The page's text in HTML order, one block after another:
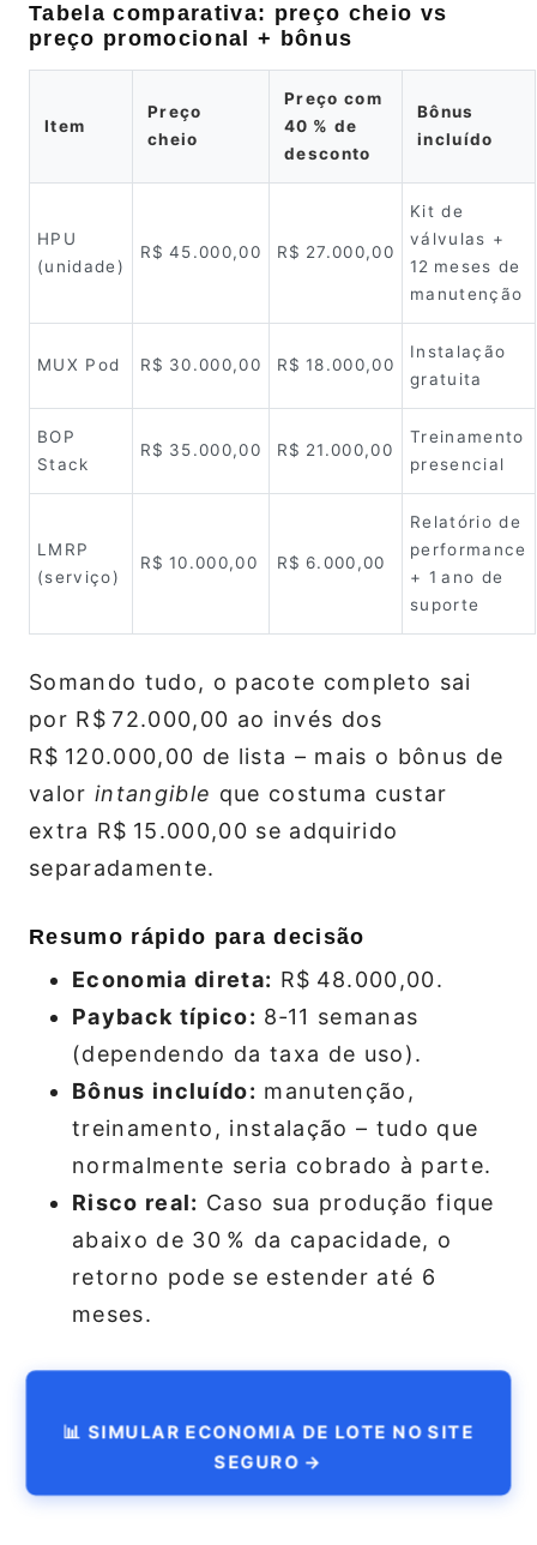
Tabela comparativa: preço cheio vs
preço promocional + bônus
Item
Preço
cheio
Preço com
40 % de
desconto
Bônus
incluído
HPU
(unidade)
R$ 45.000,00 R$ 27.000,00
Kit de
válvulas +
12 meses de
manutenção
MUX Pod R$ 30.000,00 R$ 18.000,00
Instalação
gratuita
BOP
Stack
R$ 35.000,00 R$ 21.000,00
Treinamento
presencial
LMRP
(serviço)
R$ 10.000,00 R$ 6.000,00
Relatório de
performance
+ 1 ano de
suporte
Somando tudo, o pacote completo sai
por R$ 72.000,00 ao invés dos
R$ 120.000,00 de lista – mais o bônus de
valor intangible que costuma custar
extra R$ 15.000,00 se adquirido
separadamente.
Resumo rápido para decisão
Economia direta: R$ 48.000,00.
Payback típico: 8‑11 semanas
(dependendo da taxa de uso).
Bônus incluído: manutenção,
treinamento, instalação – tudo que
normalmente seria cobrado à parte.
Risco real: Caso sua produção fique
abaixo de 30 % da capacidade, o
retorno pode se estender até 6
meses.
📊 SIMULAR ECONOMIA DE LOTE NO SITE
SEGURO →